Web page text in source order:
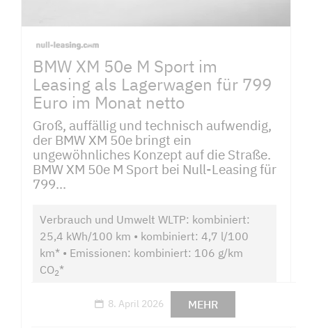
BMW XM 50e M Sport im
Leasing als Lagerwagen für 799
Euro im Monat netto
Groß, auffällig und technisch aufwendig,
der BMW XM 50e bringt ein
ungewöhnliches Konzept auf die Straße.
BMW XM 50e M Sport bei Null-Leasing für
799...
Verbrauch und Umwelt WLTP: kombiniert:
25,4 kWh/100 km • kombiniert: 4,7 l/100
km* • Emissionen: kombiniert: 106 g/km
CO2*
8. April 2026 MEHR